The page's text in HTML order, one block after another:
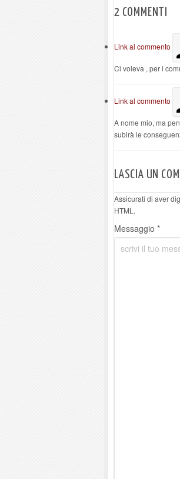
2 COMMENTI
Link al commento
Ci voleva , per i
Link al commento
A nome mio, ma
subirà le
LASCIA UN
Assicurati di aver
HTML.
Messaggio *